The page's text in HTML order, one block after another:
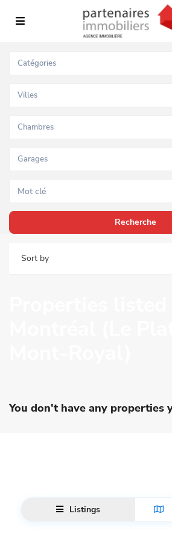
Catégories
Villes
Chambres
Garages
Sort by
You don't have any properties
Listings